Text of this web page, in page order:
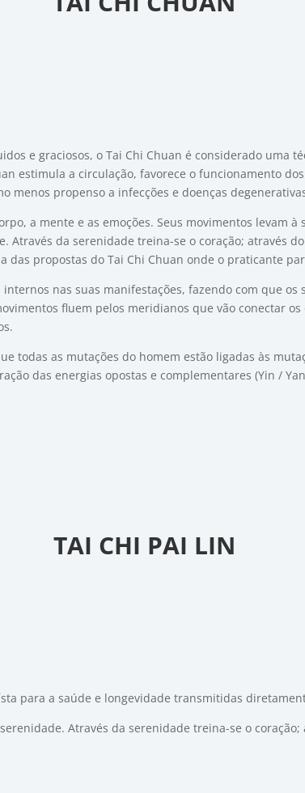
e graciosos, o Tai Chi Chuan é considerado uma
estimula a circulação, favorece o funcionamento
menos propenso a infecções e doenças
a mente e as emoções. Seus movimentos levam
da serenidade treina-se o coração; através
das propostas do Tai Chi Chuan onde o praticante
nas suas manifestações, fazendo com que
fluem pelos meridianos que vão conectar
todas as mutações do homem estão ligadas às
das energias opostas e complementares (Yin /
TAI CHI PAI LIN
para a saúde e longevidade transmitidas
Através da serenidade treina-se o